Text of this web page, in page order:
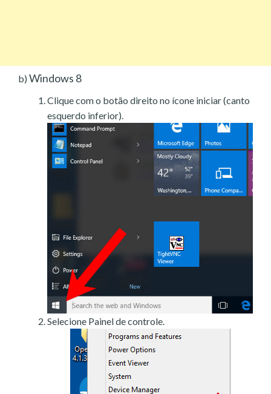
b) Windows 8
Clique com o botão direito no ícone iniciar (canto
esquerdo inferior).
Selecione Painel de controle.